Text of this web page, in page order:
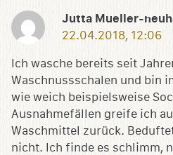
Jutta Mueller-
22.04.2018, 12:06
Ich wasche bereits seit
Waschnussschalen und bin
wie weich beispielsweise
Ausnahmefällen greife ich
Waschmittel zurück.
nicht. Ich finde es schlimm,